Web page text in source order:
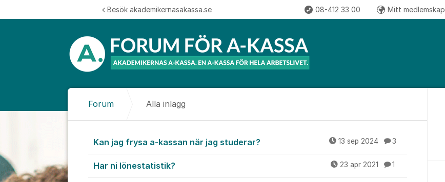
Besök akademikernasakassa.se 08-412 33 00 Mitt medlemskap
Forum Alla inlägg
Alla inlägg
Kan jag frysa a-kassan när jag studerar? 13 sep 2024 3
Har ni lönestatistik? 23 apr 2021 1